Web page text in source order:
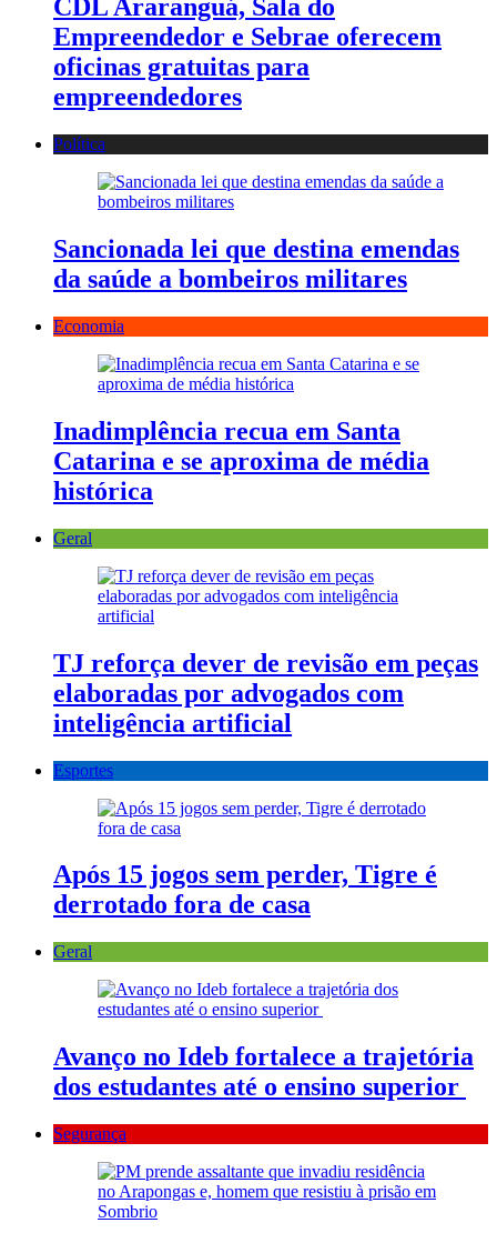
CDL Araranguá, Sala do
Empreendedor e Sebrae oferecem
oficinas gratuitas para
empreendedores
Política
Sancionada lei que destina emendas
da saúde a bombeiros militares
Economia
Inadimplência recua em Santa
Catarina e se aproxima de média
histórica
Geral
TJ reforça dever de revisão em peças
elaboradas por advogados com
inteligência artificial
Esportes
Após 15 jogos sem perder, Tigre é
derrotado fora de casa
Geral
Avanço no Ideb fortalece a trajetória
dos estudantes até o ensino superior
Segurança